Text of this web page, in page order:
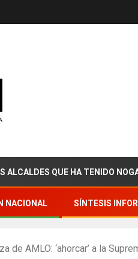
QUE HA TENIDO NOGALES
NACIONAL SÍNTESIS
de AMLO: ‘ahorcar’ a la